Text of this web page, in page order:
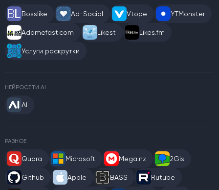
Bosslike Ad-Social Vtope YTMonster
Addmefast.com Likest Likes.fm
Услуги раскрутки
НЕЙРОСЕТИ AI
AI
РАЗНОЕ
Quora Microsoft Mega.nz 2Gis
Github Apple BASS Rutube